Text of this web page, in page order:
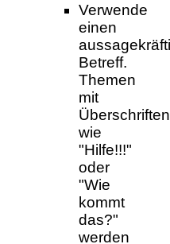
Verwende
einen
Betreff.
Themen
mit
Überschriften
wie
"Hilfe!!!"
oder
"Wie
kommt
das?"
werden